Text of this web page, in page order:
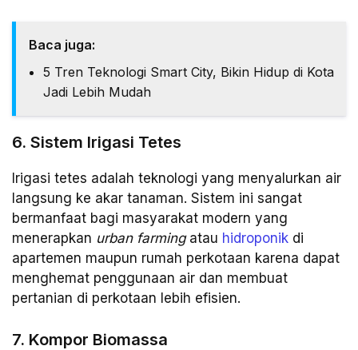
Baca juga:
5 Tren Teknologi Smart City, Bikin Hidup di Kota
Jadi Lebih Mudah
6. Sistem Irigasi Tetes
Irigasi tetes adalah teknologi yang menyalurkan air
langsung ke akar tanaman. Sistem ini sangat
bermanfaat bagi masyarakat modern yang
menerapkan urban farmingatau hidroponik di
apartemen maupun rumah perkotaan karena dapat
menghemat penggunaan air dan membuat
pertanian di perkotaan lebih efisien.
7. Kompor Biomassa